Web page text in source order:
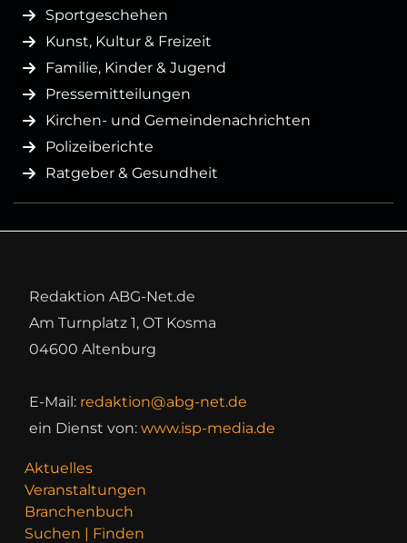
Sportgeschehen
Kunst, Kultur & Freizeit
Familie, Kinder & Jugend
Pressemitteilungen
Kirchen- und Gemeindenachrichten
Polizeiberichte
Ratgeber & Gesundheit
Redaktion ABG-Net.de
Am Turnplatz 1, OT Kosma
04600 Altenburg
E-Mail: redaktion@abg-net.de
ein Dienst von: www.isp-media.de
Aktuelles
Veranstaltungen
Branchenbuch
Suchen | Finden